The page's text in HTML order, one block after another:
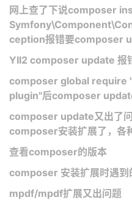
网上查了下说composer
ception报错要composer
YII2 composer update 报
composer global
plugin"后composer
composer update又出了
composer安装扩展了，各
查看composer的版本
composer 安装扩展时遇到
mpdf/mpdf扩展又出问题